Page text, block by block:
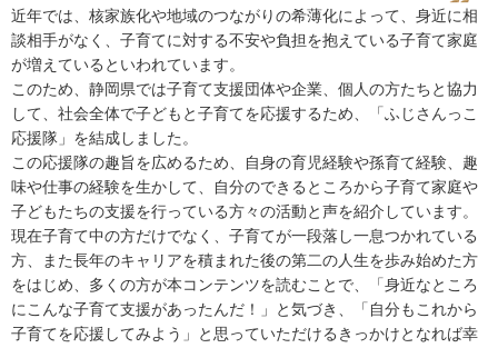
健康・医療
支援・助成
支援・助成
2026年度ニッセイ財団「児童・少年の健全育成助成」申請の募
集について（募集締切：11/12）
働く
働く
子育てにやさしい企業
近年では、核家族化や地域のつながりの希薄化によって、身近に相
談相手がなく、子育てに対する不安や負担を抱えている子育て家庭
が増えているといわれています。
このため、静岡県では子育て支援団体や企業、個人の方たちと協力
して、社会全体で子どもと子育てを応援するため、「ふじさんっこ
応援隊」を結成しました。
この応援隊の趣旨を広めるため、自身の育児経験や孫育て経験、趣
味や仕事の経験を生かして、自分のできるところから子育て家庭や
子どもたちの支援を行っている方々の活動と声を紹介しています。
現在子育て中の方だけでなく、子育てが一段落し一息つかれている
方、また長年のキャリアを積まれた後の第二の人生を歩み始めた方
をはじめ、多くの方が本コンテンツを読むことで、「身近なところ
にこんな子育て支援があったんだ！」と気づき、「自分もこれから
子育てを応援してみよう」と思っていただけるきっかけとなれば幸